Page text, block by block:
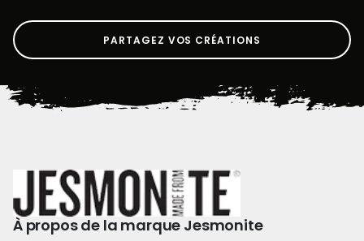
PARTAGEZ VOS CRÉATIONS
À propos de la marque Jesmonite